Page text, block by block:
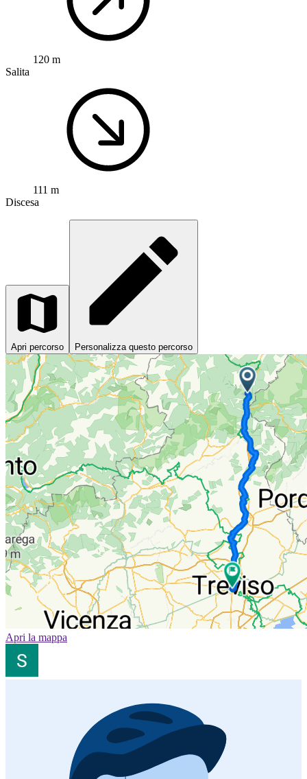
120 m
Salita
111 m
Discesa
Apri percorso Personalizza questo percorso
Apri la mappa